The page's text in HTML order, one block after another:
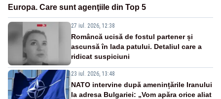
Europa. Care sunt agenţiile din Top 5
27 iul. 2026, 12:38
Româncă ucisă de fostul partener și
ascunsă în lada patului. Detaliul care a
ridicat suspiciuni
23 iul. 2026, 13:48
NATO intervine după amenințările Iranului
la adresa Bulgariei: „Vom apăra orice aliat